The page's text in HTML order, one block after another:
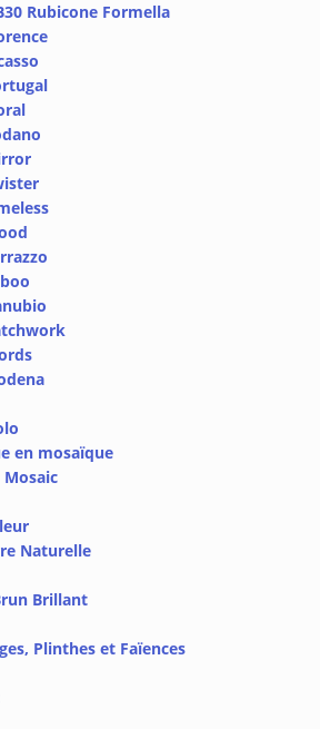
Rubicone Formella
en mosaïque
Naturelle
Brillant
Plinthes et Faïences